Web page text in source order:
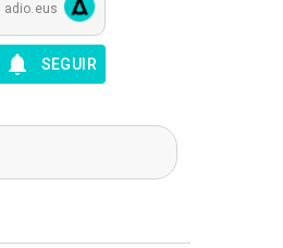
adio.eus
SEGUIR